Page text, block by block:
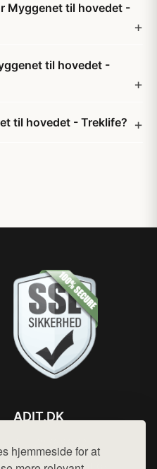
hjemmeside for at
Myggenet til hovedet -
til hovedet -
til hovedet - Treklife?
ADIT.DK
Mail: hej@want.dk